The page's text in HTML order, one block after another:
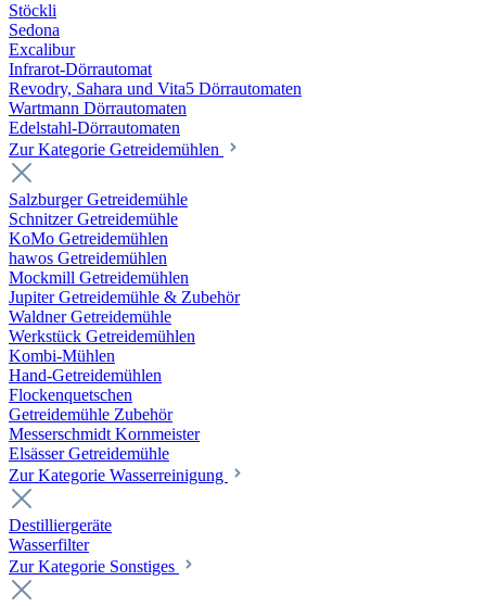
Stöckli
Sedona
Excalibur
Infrarot-Dörrautomat
Revodry, Sahara und Vita5 Dörrautomaten
Wartmann Dörrautomaten
Edelstahl-Dörrautomaten
Zur Kategorie Getreidemühlen
Salzburger Getreidemühle
Schnitzer Getreidemühle
KoMo Getreidemühlen
hawos Getreidemühlen
Mockmill Getreidemühlen
Jupiter Getreidemühle & Zubehör
Waldner Getreidemühle
Werkstück Getreidemühlen
Kombi-Mühlen
Hand-Getreidemühlen
Flockenquetschen
Getreidemühle Zubehör
Messerschmidt Kornmeister
Elsässer Getreidemühle
Zur Kategorie Wasserreinigung
Destilliergeräte
Wasserfilter
Zur Kategorie Sonstiges